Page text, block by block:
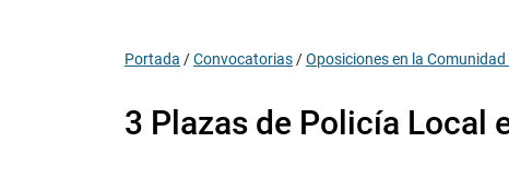
Portada /Convocatorias /Oposiciones en la
3 Plazas de Policía Local